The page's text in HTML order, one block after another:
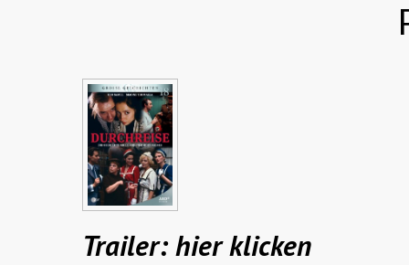
Trailer: hier klicken